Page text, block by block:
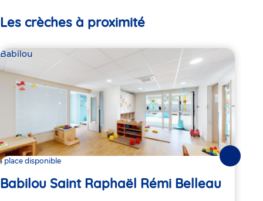
Les crèches à proximité
Babilou
1 place disponible
Babilou Saint Raphaël Rémi Belleau